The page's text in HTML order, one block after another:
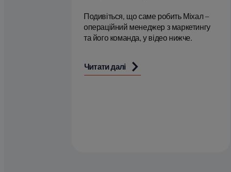
Подивіться, що саме робить Міхал –
операційний менеджер з маркетингу
та його команда, у відео нижче.
Читати далі